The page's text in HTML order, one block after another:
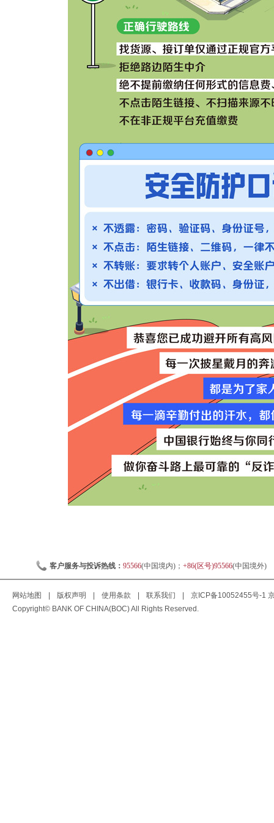
客户服务与投诉热线： 95566(中国境内)； +86(区号)95566(中国境外)
网站地图 版权声明 使用条款 联系我们 京ICP备10052455号-1
Copyright© BANK OF CHINA(BOC) All Rights Reserved.